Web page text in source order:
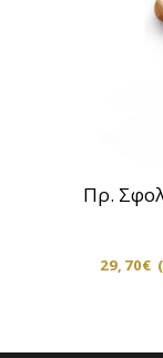
Πρ.
29,70€